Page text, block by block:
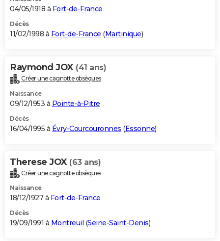
04/05/1918 à Fort-de-France
Décès
11/02/1998 à Fort-de-France (Martinique)
Raymond JOX (41 ans)
Créer une cagnotte obsèques
Naissance
09/12/1953 à Pointe-à-Pitre
Décès
16/04/1995 à Évry-Courcouronnes (Essonne)
Therese JOX (63 ans)
Créer une cagnotte obsèques
Naissance
18/12/1927 à Fort-de-France
Décès
19/09/1991 à Montreuil (Seine-Saint-Denis)